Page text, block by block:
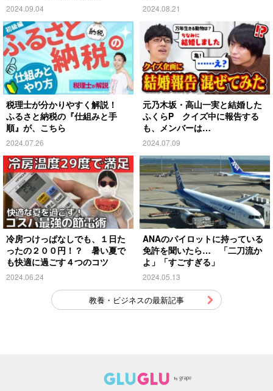
2024.09.04 2024.08.21
税理士が分かりやすく解説！
ふるさと納税の『仕組みと手
順』が、こちら
2024.07.26
元乃木坂・高山一実と結婚した
ふくらP クイズ中に報告する
も、メンバーは…
2024.07.09
冷房つけっぱなしでも、１日た
ったの２００円！？ 暑い夏で
も快適に過ごす４つのコツ
2024.06.24
ANAのパイロットに持っている
免許を聞いたら… 「二刀流か
よ」「すごすぎる」
2024.05.13
教養・ビジネスの最新記事